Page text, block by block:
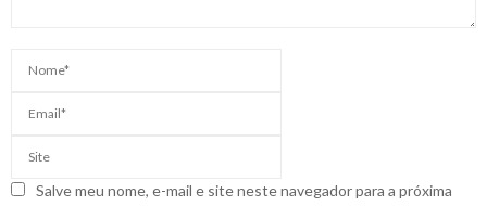
Salve meu nome, e-mail e site neste navegador para a próxima